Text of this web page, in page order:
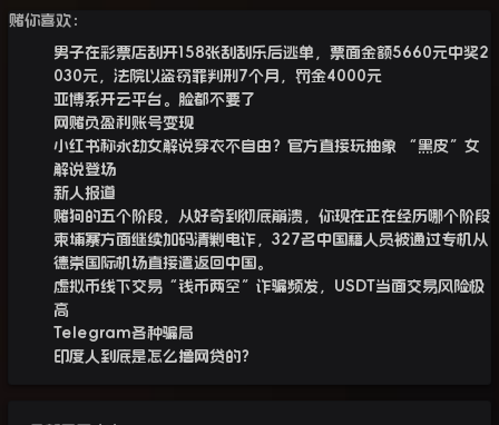
赌你喜欢：
男子在彩票店刮开158张刮刮乐后逃单，票面金额5660元中奖2
030元，法院以盗窃罪判刑7个月，罚金4000元
亚博系开云平台。脸都不要了
网赌负盈利账号变现
小红书称永劫女解说穿衣不自由？官方直接玩抽象 “黑皮”女
解说登场
新人报道
赌狗的五个阶段，从好奇到彻底崩溃，你现在正在经历哪个阶段
柬埔寨方面继续加码清剿电诈，327名中国籍人员被通过专机从
德崇国际机场直接遣返回中国。
虚拟币线下交易“钱币两空”诈骗频发，USDT当面交易风险极
高
Telegram各种骗局
印度人到底是怎么撸网贷的？